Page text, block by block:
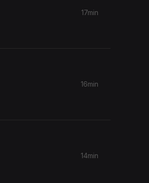
17min
16min
14min